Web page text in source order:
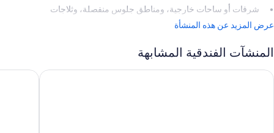
شرفات أو ساحات خارجية، ومناطق جلوس منفصلة، وثلاجات
عرض المزيد عن هذه المنشأة
المنشآت الفندقية المشابهة
دبل تري باي هيلتون كوينزتاون سوديما